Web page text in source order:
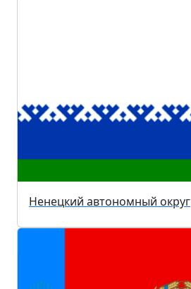
Ненецкий автономный округ